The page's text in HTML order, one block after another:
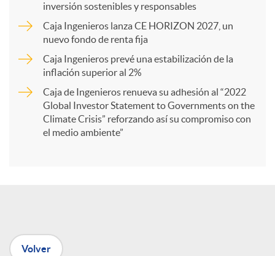
r
n
inversión sostenibles y responsables
Caja Ingenieros lanza CE HORIZON 2027, un
nuevo fondo de renta fija
Caja Ingenieros prevé una estabilización de la
inflación superior al 2%
Caja de Ingenieros renueva su adhesión al “2022
Global Investor Statement to Governments on the
Climate Crisis” reforzando así su compromiso con
el medio ambiente”
Volver